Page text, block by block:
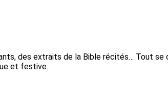
des extraits de la Bible récités… Tout
et festive.